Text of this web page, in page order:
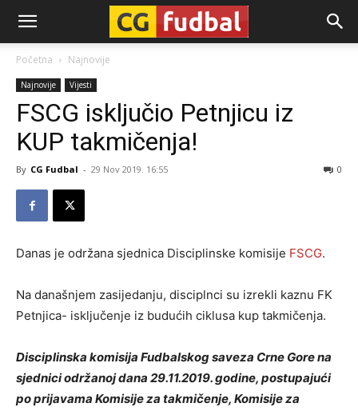
CG-
Fudbal
Početna Najnovije
Najnovije Vijesti
FSCG isključio Petnjicu iz
KUP takmičenja!
By CG Fudbal - 29 Nov 2019. 16:55 0
Danas je održana sjednica Disciplinske komisije FSCG.
Na današnjem zasijedanju, disciplnci su izrekli kaznu FK
Petnjica- isključenje iz budućih ciklusa kup takmičenja.
Disciplinska komisija Fudbalskog saveza Crne Gore na
sjednici održanoj dana 29.11.2019. godine, postupajući
po prijavama Komisije za takmičenje, Komisije za